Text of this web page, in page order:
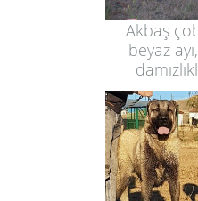
Akbaş
beyaz